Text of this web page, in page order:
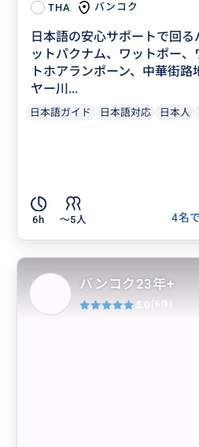
THA バンコク
日本語の安心サポートで回
ットパクナム、ワットポー、
トホアランポーン、中華街
ヤー川...
日本語ガイド 日本語対応 日本人
6h 〜5人
4名
バンコク23年+
5.0 (6件)